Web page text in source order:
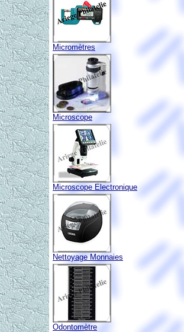
Micromètres
Microscope
Microscope Electronique
Nettoyage Monnaies
Odontomètre